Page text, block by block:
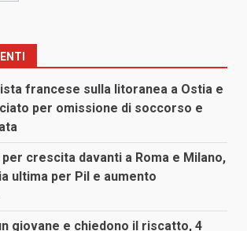
francese sulla litoranea a Ostia e
per omissione di soccorso e
crescita davanti a Roma e Milano,
ultima per Pil e aumento
giovane e chiedono il riscatto, 4